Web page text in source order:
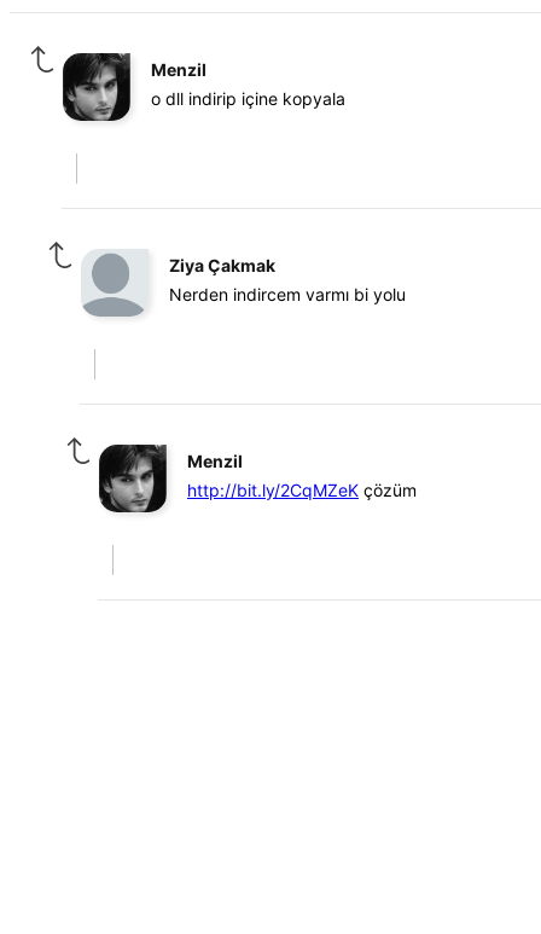
Menzil
o dll indirip içine kopyala
Ziya Çakmak
Nerden indircem varmı bi yolu
Menzil
http://bit.ly/2CqMZeK çözüm